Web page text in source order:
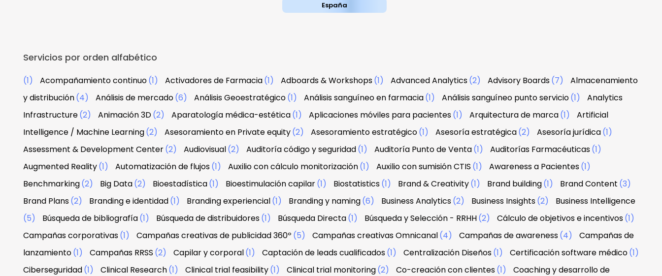
España
Servicios por orden alfabético
(1) Acompañamiento continuo(1) Activadores de Farmacia(1) Adboards & Workshops(1) Advanced Analytics(2) Advisory Boards(7)
Almacenamiento
y distribución(4) Análisis de mercado(6) Análisis Geoestratégico(1) Análisis sanguíneo en farmacia(1) Análisis sanguíneo punto servicio(1)
Analytics
Infrastructure(2) Animación 3D(2) Aparatología médica-estética(1) Aplicaciones móviles para pacientes(1) Arquitectura de marca(1)
Artificial
Intelligence / Machine Learning(2) Asesoramiento en Private equity(2) Asesoramiento estratégico(1) Asesoría estratégica(2) Asesoría jurídica(1)
Assessment & Development Center(2) Audiovisual(2) Auditoría código y seguridad(1) Auditoría Punto de Venta(1) Auditorías Farmacéuticas(1)
Augmented Reality(1) Automatización de flujos(1) Auxilio con cálculo monitorización(1) Auxilio con sumisión CTIS (1) Awareness a Pacientes(1)
Benchmarking(2) Big Data(2) Bioestadística(1) Bioestimulación capilar(1) Biostatistics(1) Brand & Creativity(1) Brand building(1) Brand Content (3)
Brand Plans(2) Branding e identidad(1) Branding experiencial(1) Branding y naming(6) Business Analytics(2) Business Insights(2)
Business Intelligence
(5)
Búsqueda de bibliografía(1) Búsqueda de distribuidores(1) Búsqueda Directa(1) Búsqueda y Selección - RRHH(2) Cálculo de objetivos e incentivos(1)
Campañas corporativas(1) Campañas creativas de publicidad 360º (5) Campañas creativas Omnicanal(4) Campañas de awareness(4)
Campañas de
lanzamiento(1) Campañas RRSS (2) Capilar y corporal(1) Captación de leads cualificados(1) Centralización Diseños(1) Certificación software médico(1)
Ciberseguridad(1) Clinical Research(1) Clinical trial feasibility(1) Clinical trial monitoring(2) Co-creación con clientes(1)
Coaching y desarrollo de